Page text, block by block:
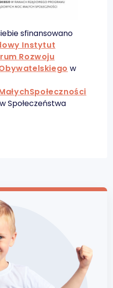
sfinansowano
Instytut
Rozwoju
w
Społeczeństwa